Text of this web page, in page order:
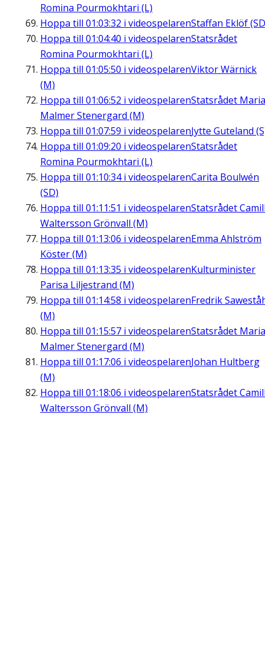
Romina Pourmokhtari (L)
Hoppa till 01:03:32 i videospelarenStaffan Eklöf
Hoppa till 01:04:40 i videospelarenStatsrådet
Romina Pourmokhtari (L)
Hoppa till 01:05:50 i videospelarenViktor Wärnick
(M)
Hoppa till 01:06:52 i videospelarenStatsrådet Maria
Malmer Stenergard (M)
Hoppa till 01:07:59 i videospelarenJytte Guteland
Hoppa till 01:09:20 i videospelarenStatsrådet
Romina Pourmokhtari (L)
Hoppa till 01:10:34i videospelarenCarita Boulwén
(SD)
Hoppa till 01:11:51 i videospelarenStatsrådet
Waltersson Grönvall (M)
Hoppa till 01:13:06 i videospelarenEmma Ahlström
Köster (M)
Hoppa till 01:13:35 i videospelarenKulturminister
Parisa Liljestrand (M)
Hoppa till 01:14:58 i videospelarenFredrik
(M)
Hoppa till 01:15:57 i videospelarenStatsrådet Maria
Malmer Stenergard (M)
Hoppa till 01:17:06 i videospelarenJohan Hultberg
(M)
Hoppa till 01:18:06 i videospelarenStatsrådet
Waltersson Grönvall (M)